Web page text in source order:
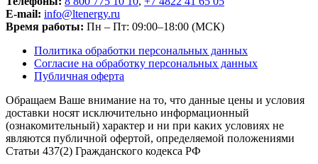
E-mail: info@ltenergy.ru
Время работы: Пн – Пт: 09:00–18:00 (МСК)
Политика обработки персональных данных
Согласие на обработку персональных данных
Публичная оферта
Обращаем Ваше внимание на то, что данные цены и условия
доставки носят исключительно информационный
(ознакомительный) характер и ни при каких условиях не
являются публичной офертой, определяемой положениями
Статьи 437(2) Гражданского кодекса РФ